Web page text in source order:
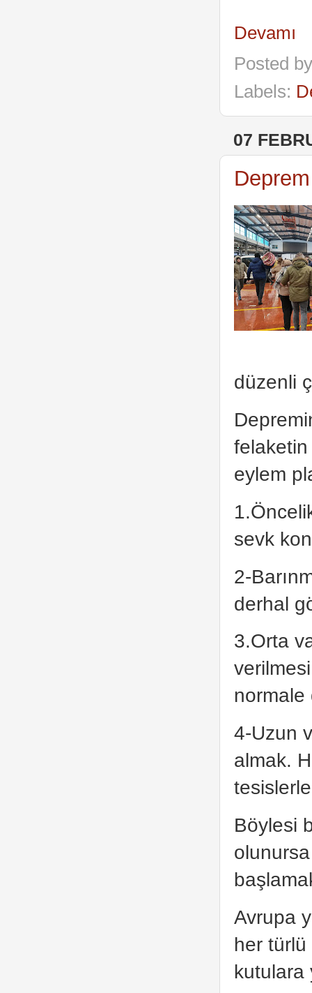
Devamı
Posted
Labels:
07
düzenli
felaketin
eylem
sevk
2-
derhal
3.Orta
4-Uzun
almak.
Böylesi
Avrupa
her
kutulara